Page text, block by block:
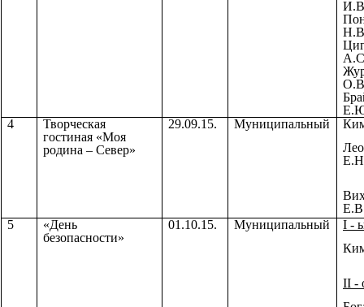
4
Творческая
гостиная «Моя
родина – Север»
29.09.15. Муниципальный
5
«День
безопасности»
01.10.15. Муниципальный
I -
II -